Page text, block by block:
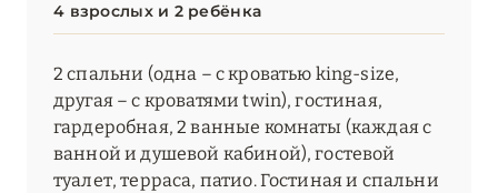
4 взрослых и 2 ребёнка
2 спальни (одна – с кроватью king-size,
другая – с кроватями twin), гостиная,
гардеробная, 2 ванные комнаты (каждая с
ванной и душевой кабиной), гостевой
туалет, терраса, патио. Гостиная и спальни